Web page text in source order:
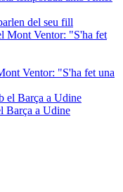
del seu fill
Ventor: "S'ha fet una
Barça a Udine